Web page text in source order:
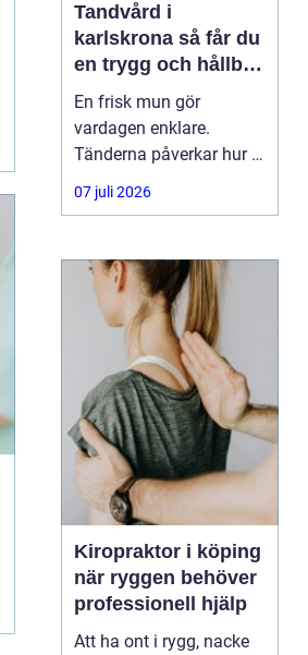
Tandvård i
karlskrona så får du
en trygg och hållbar
munhälsa
En frisk mun gör
vardagen enklare.
Tänderna påverkar hur vi
äter, hur vi pratar och hur
trygga vi känner oss i
människor sökerefter
tandvård Karlskrona
handlar
07 juli 2026
Kiropraktor i köping
när ryggen behöver
professionell hjälp
Att ha ont i rygg, nacke